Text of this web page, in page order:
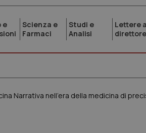
e
Scienza e
Farmaci
Studi e
Analisi
Lettere
direttore
Narrativa nell’era della medicina di